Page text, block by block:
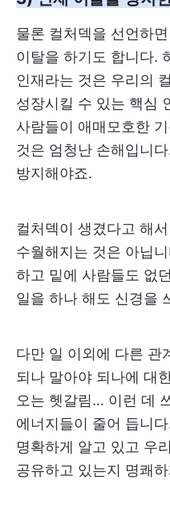
물론 컬처덱을 선언하
이탈을 하기도 합니다.
인재라는 것은 우리의
성장시킬 수 있는 핵심
사람들이 애매모호한
것은 엄청난 손해입니
방지해야죠.
컬처덱이 생겼다고 해
수월해지는 것은 아닙
하고 밑에 사람들도 없
일을 하나 해도 신경을
다만 일 이외에 다른 관
되나 말아야 되나에 대
오는 헷갈림… 이런 데
에너지들이 줄어 듭니
명확하게 알고 있고 우
공유하고 있는지 명쾌